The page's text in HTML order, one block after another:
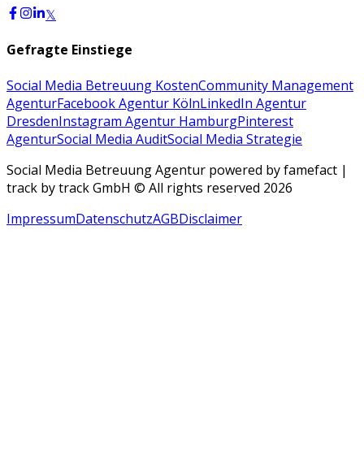
𝕏
Gefragte Einstiege
Social Media Betreuung KostenCommunity Management
AgenturFacebook Agentur KölnLinkedIn Agentur
DresdenInstagram Agentur HamburgPinterest
AgenturSocial Media AuditSocial Media Strategie
Social Media Betreuung Agentur powered by famefact |
track by track GmbH © All rights reserved 2026
ImpressumDatenschutzAGBDisclaimer